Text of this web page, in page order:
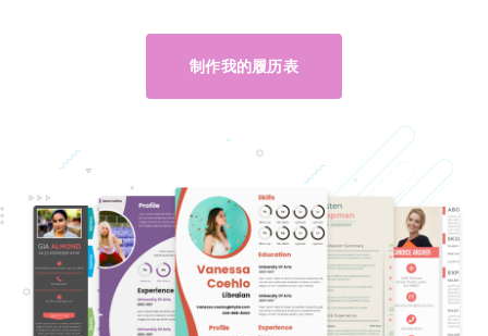
制作我的履历表